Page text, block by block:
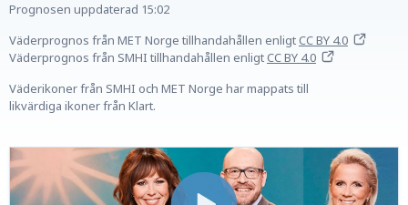
Prognosen uppdaterad 15:02
Väderprognos från MET Norge tillhandahållen enligtCC BY 4.0
Väderprognos från SMHI tillhandahållen enligtCC BY 4.0
Väderikoner från SMHI och MET Norge har mappats till
likvärdiga ikoner från Klart.